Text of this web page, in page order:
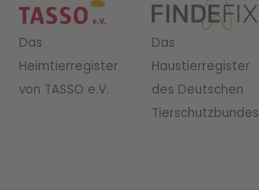
Das
Heimtierregister
von TASSO e.V.
Das
Haustierregister
des Deutschen
Tierschutzbundes